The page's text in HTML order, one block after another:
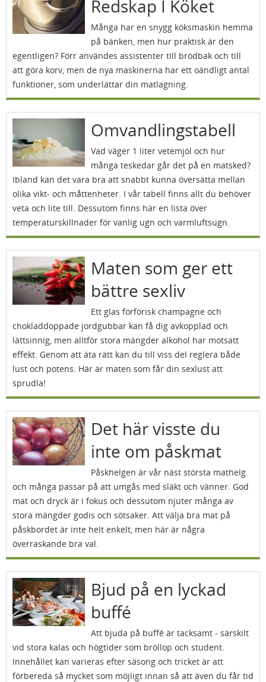
Redskap I Köket
Många har en snygg köksmaskin hemma
på bänken, men hur praktisk är den
egentligen? Förr användes assistenter till brödbak och till
att göra korv, men de nya maskinerna har ett oändligt antal
funktioner, som underlättar din matlagning.
Omvandlingstabell
Vad väger 1 liter vetemjöl och hur
många teskedar går det på en matsked?
Ibland kan det vara bra att snabbt kunna översätta mellan
olika vikt- och måttenheter. I vår tabell finns allt du behöver
veta och lite till. Dessutom finns här en lista över
temperaturskillnader för vanlig ugn och varmluftsugn.
Maten som ger ett
bättre sexliv
Ett glas förförisk champagne och
chokladdoppade jordgubbar kan få dig avkopplad och
lättsinnig, men alltför stora mängder alkohol har motsatt
effekt. Genom att äta rätt kan du till viss del reglera både
lust och potens. Här är maten som får din sexlust att
sprudla!
Det här visste du
inte om påskmat
Påskhelgen är vår näst största mathelg
och många passar på att umgås med släkt och vänner. God
mat och dryck är i fokus och dessutom njuter många av
stora mängder godis och sötsaker. Att välja bra mat på
påskbordet är inte helt enkelt, men här är några
överraskande bra val.
Bjud på en lyckad
buffé
Att bjuda på buffé är tacksamt - särskilt
vid stora kalas och högtider som bröllop och student.
Innehållet kan varieras efter säsong och tricket är att
förbereda så mycket som möjligt innan så att även du får tid